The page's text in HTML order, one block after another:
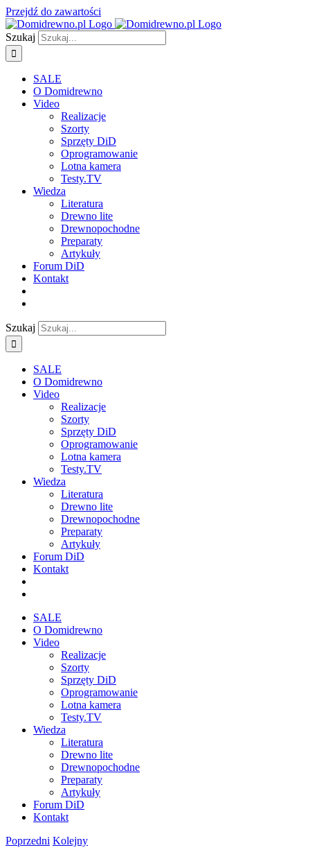
Przejdź do zawartości
Szukaj
SALE
O Domidrewno
Video
Realizacje
Szorty
Sprzęty DiD
Oprogramowanie
Lotna kamera
Testy.TV
Wiedza
Literatura
Drewno lite
Drewnopochodne
Preparaty
Artykuły
Forum DiD
Kontakt
Szukaj
SALE
O Domidrewno
Video
Realizacje
Szorty
Sprzęty DiD
Oprogramowanie
Lotna kamera
Testy.TV
Wiedza
Literatura
Drewno lite
Drewnopochodne
Preparaty
Artykuły
Forum DiD
Kontakt
SALE
O Domidrewno
Video
Realizacje
Szorty
Sprzęty DiD
Oprogramowanie
Lotna kamera
Testy.TV
Wiedza
Literatura
Drewno lite
Drewnopochodne
Preparaty
Artykuły
Forum DiD
Kontakt
Poprzedni Kolejny